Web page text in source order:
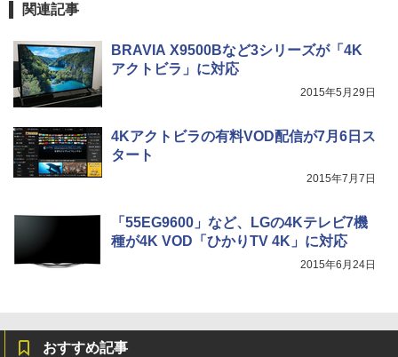
関連記事
BRAVIA X9500Bなど3シリーズが「4K
アクトビラ」に対応
2015年5月29日
4Kアクトビラの有料VOD配信が7月6日ス
タート
2015年7月7日
「55EG9600」など、LGの4Kテレビ7機
種が4K VOD「ひかりTV 4K」に対応
2015年6月24日
おすすめ記事